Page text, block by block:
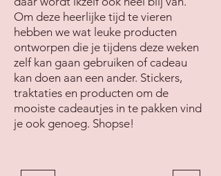
Om deze heerlijke tijd te vieren
hebben we wat leuke producten
ontworpen die je tijdens deze weken
zelf kan gaan gebruiken of cadeau
kan doen aan een ander. Stickers,
traktaties en producten om de
mooiste cadeautjes in te pakken vind
je ook genoeg. Shopse!